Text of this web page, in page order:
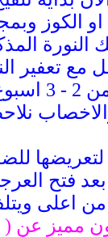
الكوز
النورة
تعفير
بعد فتح
من اعلى
مميز عن (